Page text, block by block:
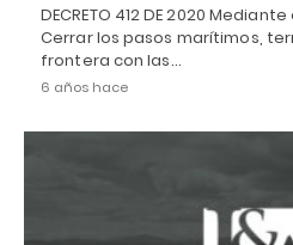
DECRETO 412 DE 2020
Cerrar los pasos marítimos,
frontera con las…
6 años hace